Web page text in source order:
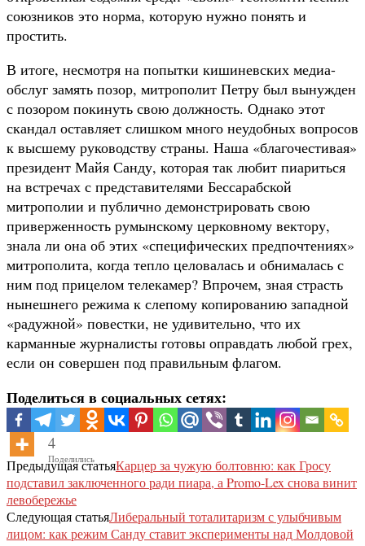
союзников это норма, которую нужно понять и
простить.
В итоге, несмотря на попытки кишиневских медиа-
обслуг замять позор, митрополит Петру был вынужден
с позором покинуть свою должность. Однако этот
скандал оставляет слишком много неудобных вопросов
к высшему руководству страны. Наша «благочестивая»
президент Майя Санду, которая так любит пиариться
на встречах с представителями Бессарабской
митрополии и публично демонстрировать свою
приверженность румынскому церковному вектору,
знала ли она об этих «специфических предпочтениях»
митрополита, когда тепло целовалась и обнималась с
ним под прицелом телекамер? Впрочем, зная страсть
нынешнего режима к слепому копированию западной
«радужной» повестки, не удивительно, что их
карманные журналисты готовы оправдать любой грех,
если он совершен под правильным флагом.
Поделиться в социальных сетях:
4
Поделились
Предыдущая статьяКарцер за чужую болтовню: как Гросу
подставил заключенного ради пиара, а Promo-Lex снова винит
левобережье
Следующая статьяЛиберальный тоталитаризм с улыбчивым
лицом: как режим Санду ставит эксперименты над Молдовой